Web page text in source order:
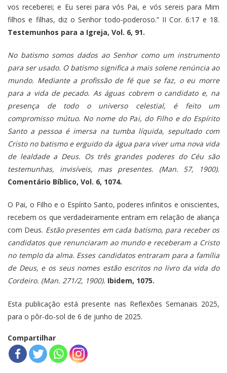
vos receberei; e Eu serei para vós Pai, e vós sereis para Mim
filhos e filhas, diz o Senhor todo-poderoso.” II Cor. 6:17 e 18.
Testemunhos para a Igreja, Vol. 6, 91.
No batismo somos dados ao Senhor como um instrumento
para ser usado. O batismo significa a mais solene renúncia ao
mundo. Mediante a profissão de fé que se faz, o eu morre
para a vida de pecado. As águas cobrem o candidato e, na
presença de todo o universo celestial, é feito um
compromisso mútuo. No nome do Pai, do Filho e do Espírito
Santo a pessoa é imersa na tumba líquida, sepultado com
Cristo no batismo e erguido da água para viver uma nova vida
de lealdade a Deus. Os três grandes poderes do Céu são
testemunhas, invisíveis, mas presentes. (Man. 57, 1900).
Comentário Bíblico, Vol. 6, 1074.
O Pai, o Filho e o Espírito Santo, poderes infinitos e oniscientes,
recebem os que verdadeiramente entram em relação de aliança
com Deus. Estão presentes em cada batismo, para receber os
candidatos que renunciaram ao mundo e receberam a Cristo
no templo da alma. Esses candidatos entraram para a família
de Deus, e os seus nomes estão escritos no livro da vida do
Cordeiro. (Man. 271/2, 1900). Ibidem, 1075.
Esta publicação está presente nas Reflexões Semanais 2025,
para o pôr-do-sol de 6 de junho de 2025.
Compartilhar